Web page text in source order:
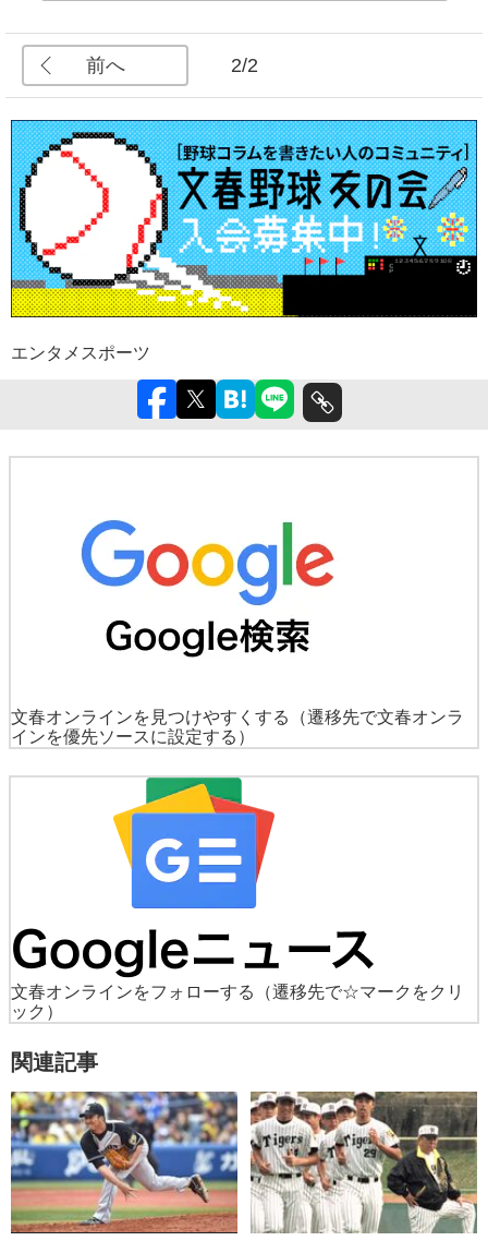
前へ 2/2
エンタメ スポーツ
文春オンラインを見つけやすくする
（遷移先で文春オンラ
インを優先ソースに設定する）
文春オンラインをフォローする
（遷移先で☆マークをクリ
ック）
関連記事